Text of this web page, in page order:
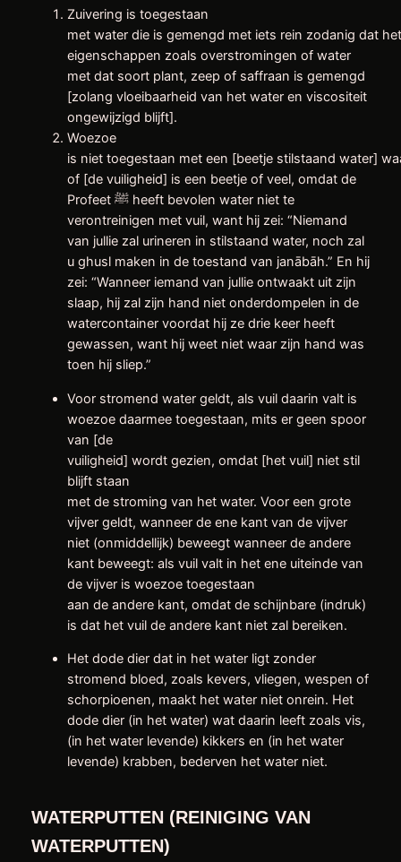
Zuivering is toegestaan
met water die is gemengd met iets rein zodanig dat
eigenschappen zoals overstromingen of water
met dat soort plant, zeep of saffraan is gemengd
[zolang vloeibaarheid van het water en viscositeit
ongewijzigd blijft].
Woezoe
is niet toegestaan met een [beetje stilstaand water]
of [de vuiligheid] is een beetje of veel, omdat de
Profeet ﷺ heeft bevolen water niet te
verontreinigen met vuil, want hij zei: “Niemand
van jullie zal urineren in stilstaand water, noch zal
u ghusl maken in de toestand van janābāh.” En hij
zei: “Wanneer iemand van jullie ontwaakt uit zijn
slaap, hij zal zijn hand niet onderdompelen in de
watercontainer voordat hij ze drie keer heeft
gewassen, want hij weet niet waar zijn hand was
toen hij sliep.”
Voor stromend water geldt, als vuil daarin valt is
woezoe daarmee toegestaan, mits er geen spoor
van [de
vuiligheid] wordt gezien, omdat [het vuil] niet stil
blijft staan ​​
met de stroming van het water. Voor een grote
vijver geldt, wanneer de ene kant van de vijver
niet (onmiddellijk) beweegt wanneer de andere
kant beweegt: als vuil valt in het ene uiteinde van
de vijver is woezoe toegestaan ​​
aan de andere kant, omdat de schijnbare (indruk)
is dat het vuil de andere kant niet zal bereiken.
Het dode dier dat in het water ligt zonder
stromend bloed, zoals kevers, vliegen, wespen of
schorpioenen, maakt het water niet onrein. Het
dode dier (in het water) wat daarin leeft zoals vis,
(in het water levende) kikkers en (in het water
levende) krabben, bederven het water niet.
WATERPUTTEN (REINIGING VAN
WATERPUTTEN)